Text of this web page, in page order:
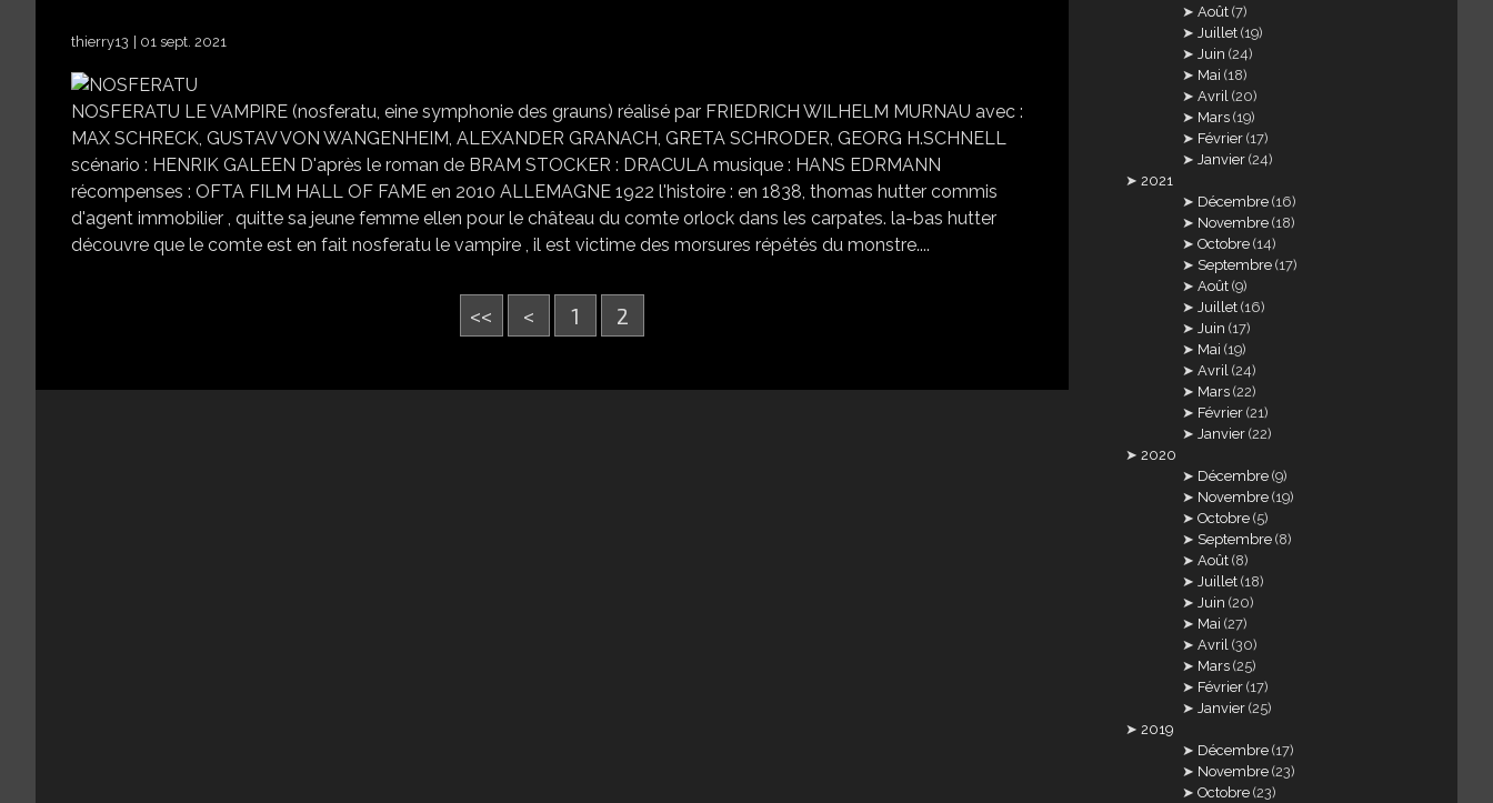
thierry13 01 sept. 2021
NOSFERATU LE VAMPIRE (nosferatu, eine symphonie des grauns) réalisé par FRIEDRICH WILHELM MURNAU avec :
MAX SCHRECK, GUSTAV VON WANGENHEIM, ALEXANDER GRANACH, GRETA SCHRODER, GEORG H.SCHNELL
scénario : HENRIK GALEEN D'après le roman de BRAM STOCKER : DRACULA musique : HANS EDRMANN
récompenses : OFTA FILM HALL OF FAME en 2010 ALLEMAGNE 1922 l'histoire : en 1838, thomas hutter commis
d'agent immobilier , quitte sa jeune femme ellen pour le château du comte orlock dans les carpates. la-bas hutter
découvre que le comte est en fait nosferatu le vampire , il est victime des morsures répétés du monstre....
<< < 1 2
Août (7)
Juillet (19)
Juin (24)
Mai (18)
Avril (20)
Mars (19)
Février (17)
Janvier (24)
2021
Décembre (16)
Novembre (18)
Octobre (14)
Septembre (17)
Août (9)
Juillet (16)
Juin (17)
Mai (19)
Avril (24)
Mars (22)
Février (21)
Janvier (22)
2020
Décembre (9)
Novembre (19)
Octobre (5)
Septembre (8)
Août (8)
Juillet (18)
Juin (20)
Mai (27)
Avril (30)
Mars (25)
Février (17)
Janvier (25)
2019
Décembre (17)
Novembre (23)
Octobre (23)